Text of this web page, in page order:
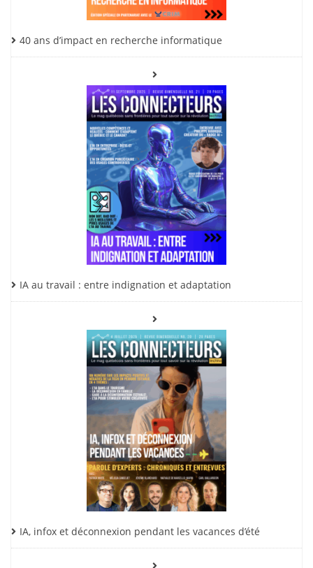
40 ans d’impact en recherche informatique
IA au travail : entre indignation et adaptation
IA, infox et déconnexion pendant les vacances d’été